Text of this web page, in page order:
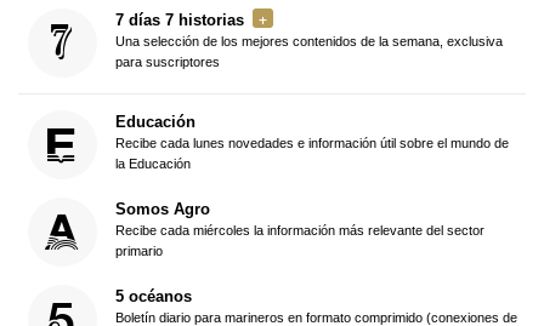
7 días 7 historias
Una selección de los mejores contenidos de la semana, exclusiva
para suscriptores
Educación
Recibe cada lunes novedades e información útil sobre el mundo de
la Educación
Somos Agro
Recibe cada miércoles la información más relevante del sector
primario
5 océanos
Boletín diario para marineros en formato comprimido (conexiones de